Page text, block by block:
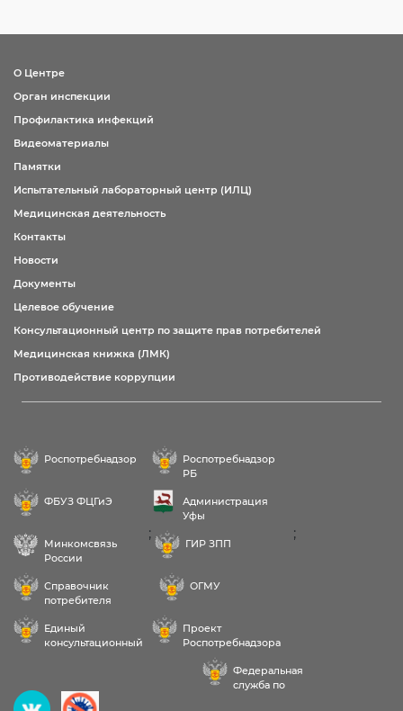
О Центре
Орган инспекции
Профилактика инфекций
Видеоматериалы
Памятки
Испытательный лабораторный центр (ИЛЦ)
Медицинская деятельность
Контакты
Новости
Документы
Целевое обучение
Консультационный центр по защите прав потребителей
Медицинская книжка (ЛМК)
Противодействие коррупции
Роспотребнадзор
Роспотребнадзор
РБ
ФБУЗ ФЦГиЭ
Администрация
Уфы
Минкомсвязь
России
;
ГИР ЗПП
;
Справочник
потребителя
ОГМУ
Единый
консультационный
Проект
Роспотребнадзора
РФ «Здоровое
питание» Федеральная
служба по